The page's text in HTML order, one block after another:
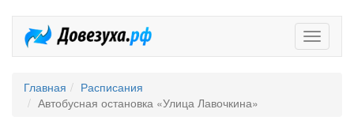
Главная
Расписания
Автобусная остановка «Улица Лавочкина»